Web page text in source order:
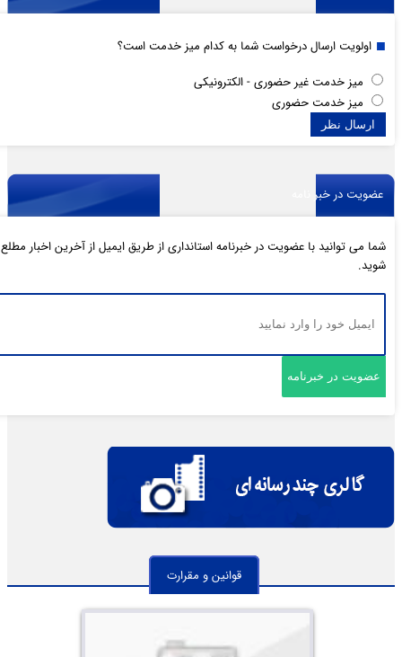
اولویت ارسال درخواست شما به کدام میز خدمت است؟
میز خدمت غیر حضوری - الکترونیکی
میز خدمت حضوری
عضویت در خبر نامه
شما می توانید با عضویت در خبرنامه استانداری از طریق ایمیل از آخرین اخبار مطلع
شوید.
قوانین و مقرارت